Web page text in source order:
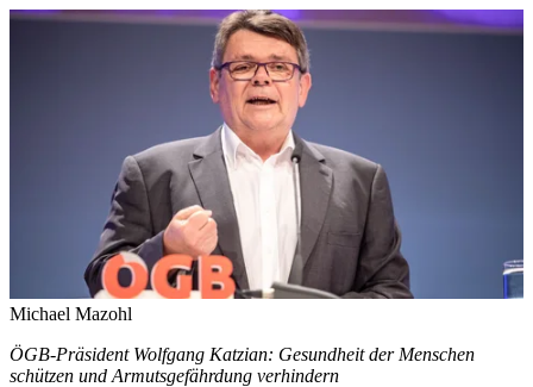
Michael Mazohl
ÖGB-Präsident Wolfgang Katzian: Gesundheit der Menschen
schützen und Armutsgefährdung verhindern